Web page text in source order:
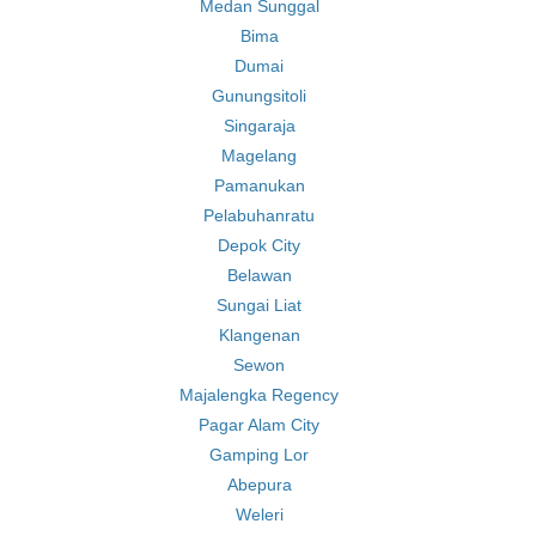
Medan Sunggal
Bima
Dumai
Gunungsitoli
Singaraja
Magelang
Pamanukan
Pelabuhanratu
Depok City
Belawan
Sungai Liat
Klangenan
Sewon
Majalengka Regency
Pagar Alam City
Gamping Lor
Abepura
Weleri